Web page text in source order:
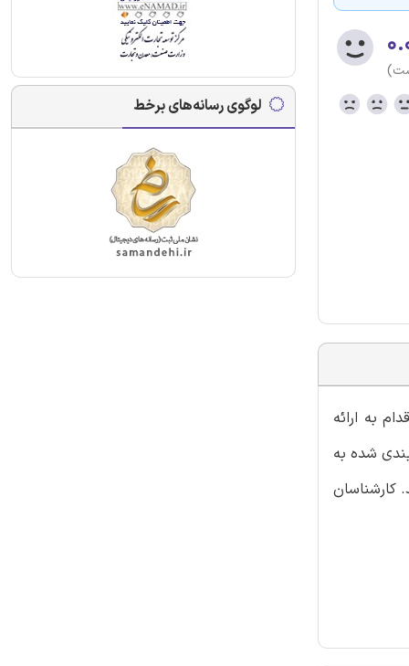
عرضه اقدام به ارائه
شده به
کارشناسان
لوگوی رسانه‌های برخط